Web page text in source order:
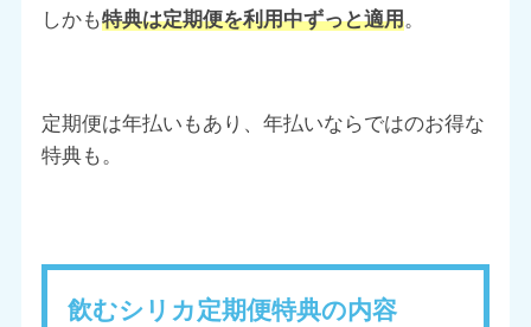
しかも特典は定期便を利用中ずっと適用。
定期便は年払いもあり、年払いならではのお得な
特典も。
飲むシリカ定期便特典の内容